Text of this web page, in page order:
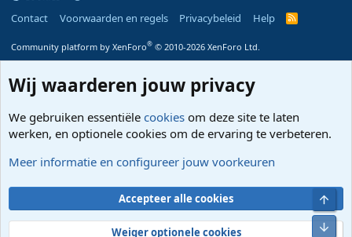
Contact
Voorwaarden en regels Privacybeleid Help
R
S
Community platform by XenForo® © 2010-2026 XenForo Ltd.
Wij waarderen jouw privacy
We gebruiken essentiële cookies om deze site te laten
werken, en optionele cookies om de ervaring te verbeteren.
Meer informatie en configureer jouw voorkeuren
Accepteer alle cookies
Weiger optionele cookies